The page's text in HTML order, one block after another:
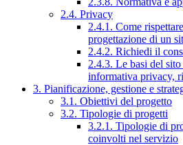
2.4. Privacy
2.4.1. Come
progettazione di un
2.4.2. Richiedi il
2.4.3. Le basi del
informativa privacy,
3. Pianificazione, gestione e
3.1. Obiettivi del progetto
3.2. Tipologie di progetti
3.2.1. Tipologie di
coinvolti nel servizio